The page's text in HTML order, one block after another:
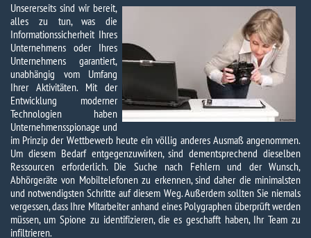
Unsererseits sind wir bereit,
alles zu tun, was die
Informationssicherheit Ihres
Unternehmens oder Ihres
Unternehmens garantiert,
unabhängig vom Umfang
Ihrer Aktivitäten. Mit der
Entwicklung moderner
Technologien haben
Unternehmensspionage und
im Prinzip der Wettbewerb heute ein völlig anderes Ausmaß angenommen.
Um diesem Bedarf entgegenzuwirken, sind dementsprechend dieselben
Ressourcen erforderlich. Die Suche nach Fehlern und der Wunsch,
Abhörgeräte von Mobiltelefonen zu erkennen, sind daher die minimalsten
und notwendigsten Schritte auf diesem Weg. Außerdem sollten Sie niemals
vergessen, dass Ihre Mitarbeiter anhand eines Polygraphen überprüft werden
müssen, um Spione zu identifizieren, die es geschafft haben, Ihr Team zu
infiltrieren.